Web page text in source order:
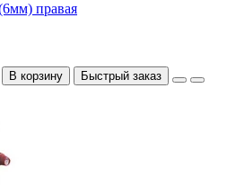
правая
В корзину Быстрый заказ